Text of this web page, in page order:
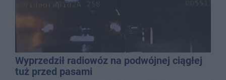
Wyprzedził radiowóz na podwójnej ciągłej
tuż przed pasami